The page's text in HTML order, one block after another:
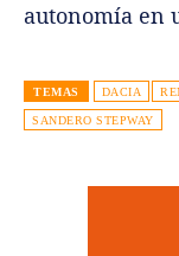
autonomía en
TEMAS DACIA
SANDERO STEPWAY